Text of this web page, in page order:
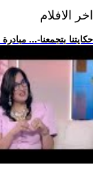
اخر الافلام
.. -حكايتنا بتجمعنا-...